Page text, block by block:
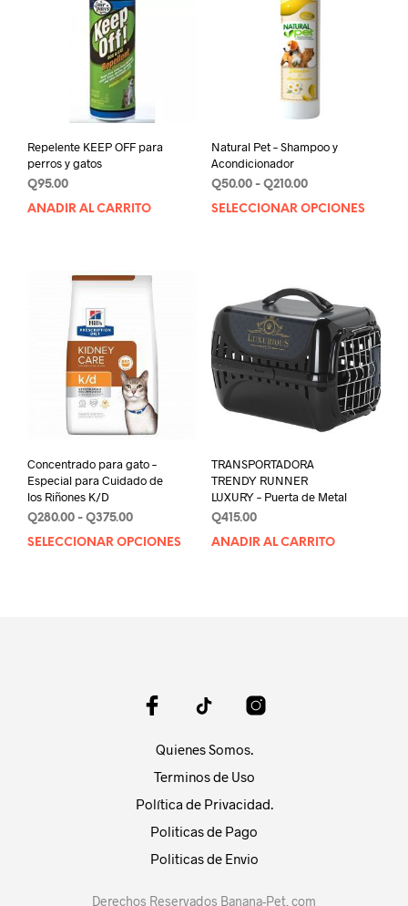
Repelente KEEP OFF para
perros y gatos
Q95.00
AÑADIR AL CARRITO
Natural Pet – Shampoo y
Acondicionador
Q50.00 - Q210.00Rango
de
Q210.00
SELECCIONAR OPCIONES
se
en
Concentrado para gato –
Especial para Cuidado de
los Riñones K/D
Q280.00 - Q375.00Rango
de
SELECCIONAR OPCIONES
Este
pueden
elegir
la
página
producto
TRANSPORTADORA
TRENDY RUNNER
LUXURY – Puerta de Metal
Q415.00
AÑADIR AL CARRITO
Quienes Somos.
Terminos de Uso
Política de Privacidad.
Politicas de Pago
Politicas de Envio
Derechos Reservados Banana-Pet. com